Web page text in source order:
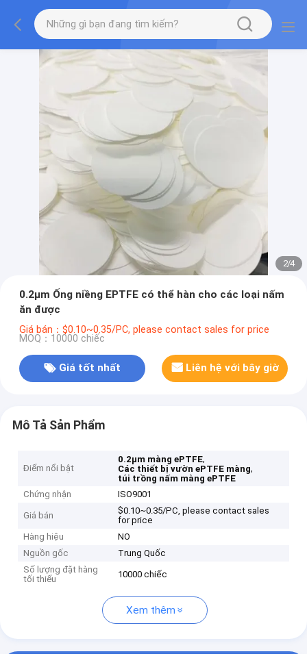
2/4
0.2μm Ống niềng EPTFE có thể hàn cho các loại nấm
ăn được
Giá bán：$0.10~0.35/PC, please contact sales for price
MOQ：10000 chiếc
Giá tốt nhất Liên hệ với bây giờ
Mô Tả Sản Phẩm
Điểm nổi bật
0.2μm màng ePTFE,
Các thiết bị vườn ePTFE màng,
túi trồng nấm màng ePTFE
Chứng nhận
ISO9001
Giá bán
$0.10~0.35/PC, please contact sales
for price
Hàng hiệu
NO
Nguồn gốc
Trung Quốc
Số lượng đặt hàng
tối thiểu
10000 chiếc
Xem thêm